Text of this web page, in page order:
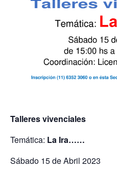
Talleres vivenciales
Temática: La Ira……
Sábado 15 de Abril 2023